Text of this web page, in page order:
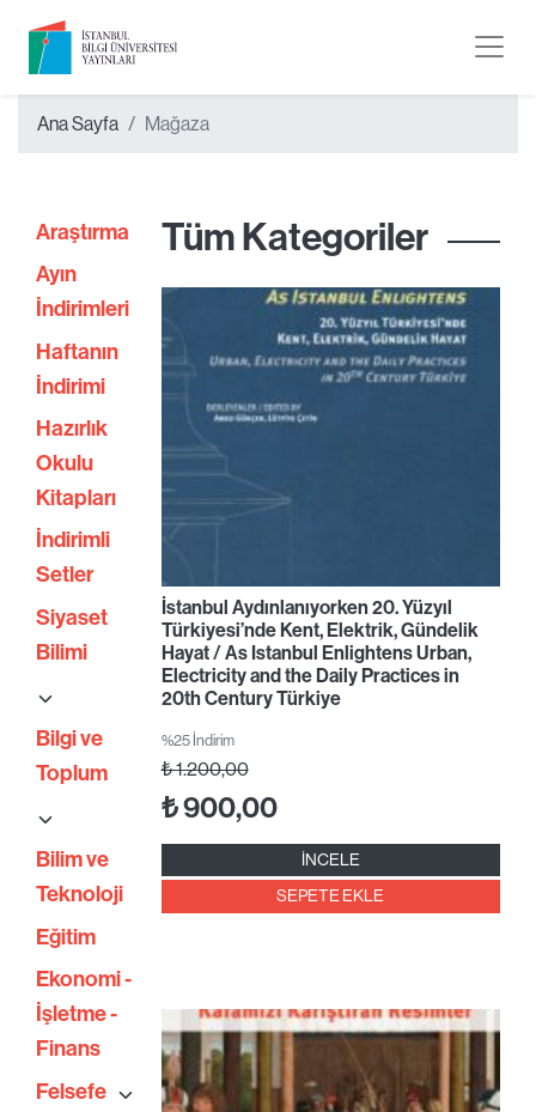
Ana Sayfa Mağaza
Araştırma
Ayın
İndirimleri
Haftanın
İndirimi
Hazırlık
Okulu
Kitapları
İndirimli
Setler
Siyaset
Bilimi
Bilgi ve
Toplum
Bilim ve
Teknoloji
Eğitim
Ekonomi -
İşletme -
Finans
Felsefe
Tüm Kategoriler
İstanbul Aydınlanıyorken 20. Yüzyıl
Türkiyesi’nde Kent, Elektrik, Gündelik
Hayat / As Istanbul Enlightens Urban,
Electricity and the Daily Practices in
20th Century Türkiye
%25 İndirim
₺1.200,00
₺900,00
İNCELE
SEPETE EKLE